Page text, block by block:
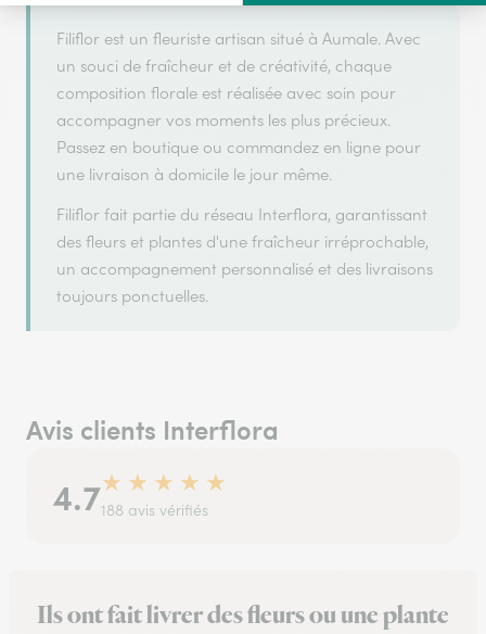
Filiflor est un fleuriste artisan situé à Aumale. Avec
un souci de fraîcheur et de créativité, chaque
composition florale est réalisée avec soin pour
accompagner vos moments les plus précieux.
Passez en boutique ou commandez en ligne pour
une livraison à domicile le jour même.
Filiflor fait partie du réseau Interflora, garantissant
des fleurs et plantes d'une fraîcheur irréprochable,
un accompagnement personnalisé et des livraisons
toujours ponctuelles.
Avis clients Interflora
4.7★ ★ ★ ★ ★
188 avis vérifiés
Ils ont fait livrer des fleurs ou une plante